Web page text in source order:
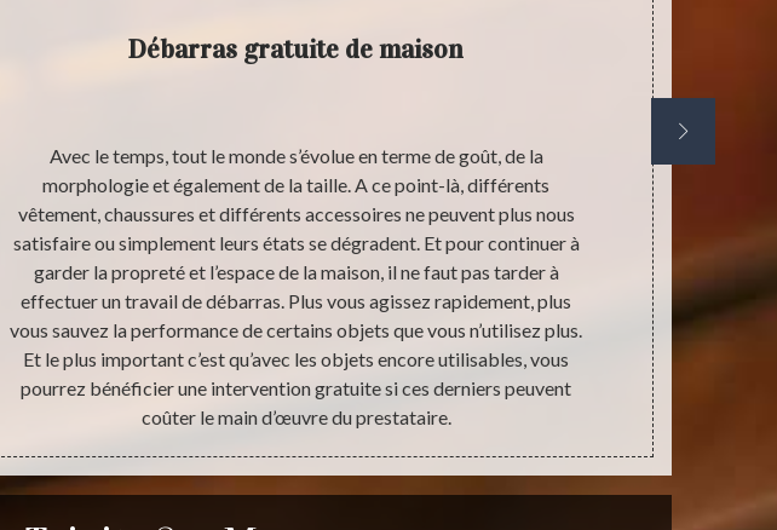
Débarras gratuite de maison
Avec le temps, tout le monde s’évolue en terme de goût, de la
morphologie et également de la taille. A ce point-là, différents
vêtement, chaussures et différents accessoires ne peuvent plus nous
satisfaire ou simplement leurs états se dégradent. Et pour continuer à
garder la propreté et l’espace de la maison, il ne faut pas tarder à
effectuer un travail de débarras. Plus vous agissez rapidement, plus
vous sauvez la performance de certains objets que vous n’utilisez plus.
Et le plus important c’est qu’avec les objets encore utilisables, vous
pourrez bénéficier une intervention gratuite si ces derniers peuvent
coûter le main d’œuvre du prestataire.
facturé.
prestataire,